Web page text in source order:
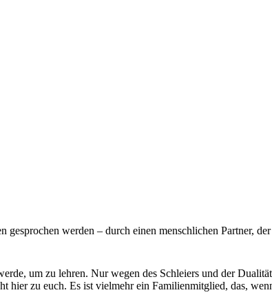
werden – durch einen menschlichen Partner,
um zu lehren. Nur wegen des Schleiers und der
zu euch. Es ist vielmehr ein Familienmitglied, das,